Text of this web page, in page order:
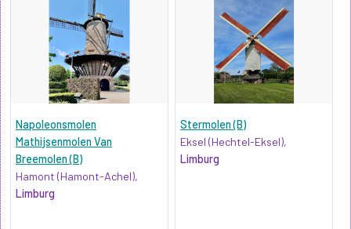
Napoleonsmolen
Mathijsenmolen Van
Breemolen (B)
Hamont (Hamont-Achel),
Limburg
Stermolen (B)
Eksel (Hechtel-Eksel),
Limburg